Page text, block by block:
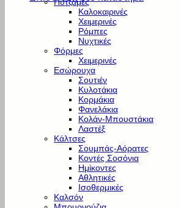
Καλοκαιρινές
Χειμερινές
Ρόμπες
Νυχτικές
Φόρμες
Χειμερινές
Εσώρουχα
Σουτιέν
Κυλοτάκια
Κορμάκια
Φανελάκια
Κολάν-Μπουστάκια
Λαστέξ
Κάλτσες
Σουμπάς-Αόρατες
Κοντές Σοσόνια
Ημίκοντες
Αθλητικές
Ισοθερμικές
Καλσόν